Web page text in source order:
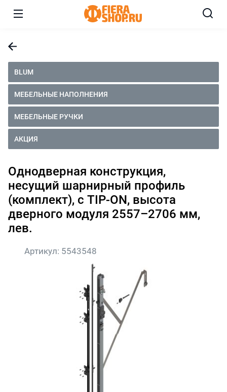
BLUM
МЕБЕЛЬНЫЕ НАПОЛНЕНИЯ
МЕБЕЛЬНЫЕ РУЧКИ
АКЦИЯ
Однодверная конструкция,
несущий шарнирный профиль
(комплект), с TIP-ON, высота
дверного модуля 2557–2706 мм,
лев.
Артикул: 5543548